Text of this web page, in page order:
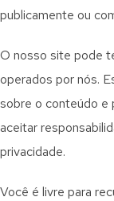
publicamente ou
O nosso site pode
operados por nós.
sobre o conteúdo e
aceitar
privacidade.
Você é livre para